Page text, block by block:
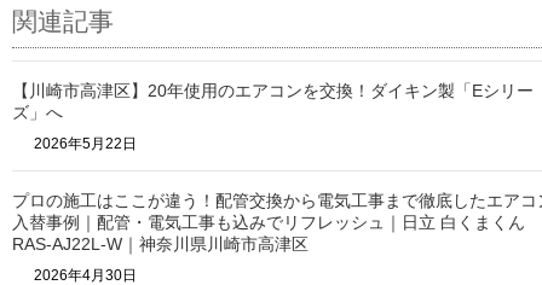
関連記事
【川崎市高津区】20年使用のエアコンを交換！ダイキン製「Eシリー
ズ」へ
2026年5月22日
プロの施工はここが違う！配管交換から電気工事まで徹底したエアコ
入替事例｜配管・電気工事も込みでリフレッシュ｜日立 白くまくん
RAS-AJ22L-W｜神奈川県川崎市高津区
2026年4月30日